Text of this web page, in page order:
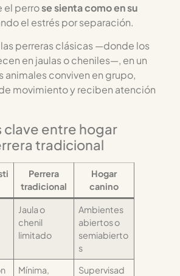
el perrose sienta como en su
el estrés por separación.
perreras clásicas —donde los
en jaulas o cheniles—, en un
animales conviven en grupo,
movimiento y reciben atención
clave entre hogar
tradicional
Perrera
tradicional
Hogar
canino
Jaula o
chenil
limitado
Ambientes
abiertos o
semiabierto
s
Mínima,
Supervisad